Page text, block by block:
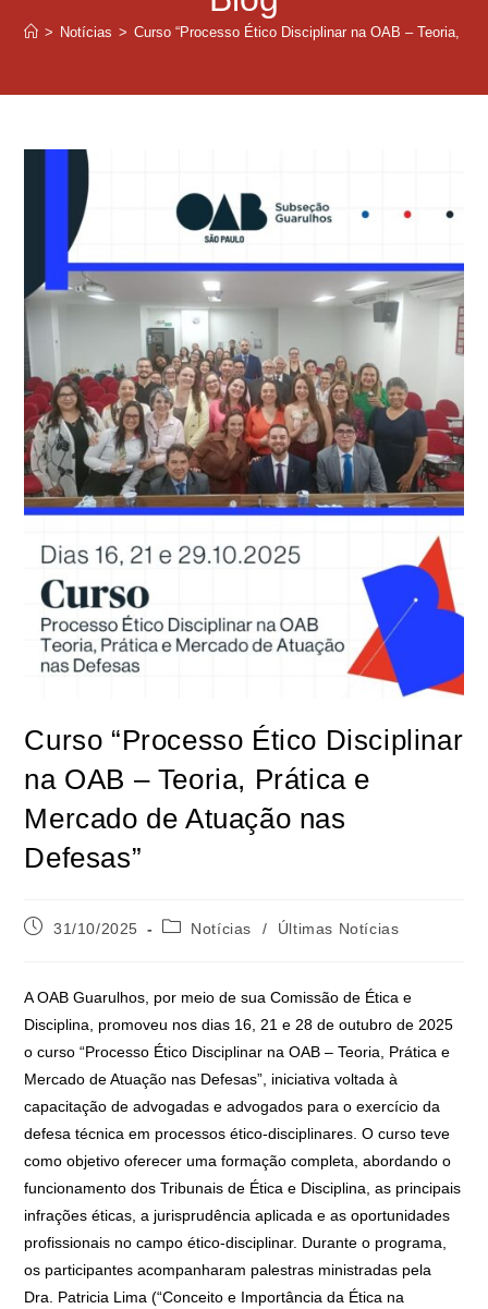
> Notícias > Curso “Processo Ético Disciplinar na OAB – Teoria,
Curso “Processo Ético Disciplinar
na OAB – Teoria, Prática e
Mercado de Atuação nas
Defesas”
31/10/2025 Notícias / Últimas Notícias
A OAB Guarulhos, por meio de sua Comissão de Ética e
Disciplina, promoveu nos dias 16, 21 e 28 de outubro de 2025
o curso “Processo Ético Disciplinar na OAB – Teoria, Prática e
Mercado de Atuação nas Defesas”, iniciativa voltada à
capacitação de advogadas e advogados para o exercício da
defesa técnica em processos ético-disciplinares. O curso teve
como objetivo oferecer uma formação completa, abordando o
funcionamento dos Tribunais de Ética e Disciplina, as principais
infrações éticas, a jurisprudência aplicada e as oportunidades
profissionais no campo ético-disciplinar. Durante o programa,
os participantes acompanharam palestras ministradas pela
Dra. Patricia Lima (“Conceito e Importância da Ética na